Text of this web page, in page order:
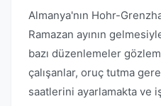
Almanya'nın Hohr-
Ramazan ayının
bazı düzenlemeler
çalışanlar, oruç tutma
saatlerini ayarlamakta ve